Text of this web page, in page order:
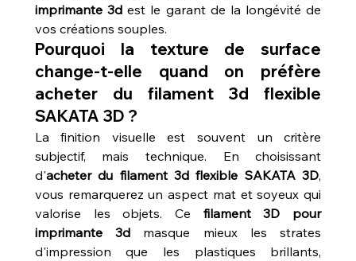
imprimante 3d est le garant de la longévité de
vos créations souples.
Pourquoi la texture de surface
change-t-elle quand on préfère
acheter du filament 3d flexible
SAKATA 3D ?
La finition visuelle est souvent un critère
subjectif, mais technique. En choisissant
d'acheter du filament 3d flexible SAKATA 3D,
vous remarquerez un aspect mat et soyeux qui
valorise les objets. Ce filament 3D pour
imprimante 3d masque mieux les strates
d'impression que les plastiques brillants,